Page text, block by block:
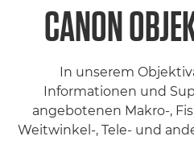
CANON
In unserem
Informationen und
angebotenen Makro-,
Weitwinkel-, Tele- und